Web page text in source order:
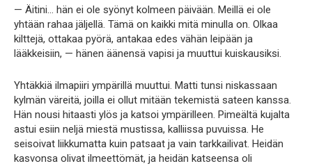
— Äitini… hän ei ole syönyt kolmeen päivään. Meillä ei ole
yhtään rahaa jäljellä. Tämä on kaikki mitä minulla on. Olkaa
kilttejä, ottakaa pyörä, antakaa edes vähän leipään ja
lääkkeisiin, — hänen äänensä vapisi ja muuttui kuiskausiksi.
Yhtäkkiä ilmapiiri ympärillä muuttui. Matti tunsi niskassaan
kylmän väreitä, joilla ei ollut mitään tekemistä sateen kanssa.
Hän nousi hitaasti ylös ja katsoi ympärilleen. Pimeältä kujalta
astui esiin neljä miestä mustissa, kalliissa puvuissa. He
seisoivat liikkumatta kuin patsaat ja vain tarkkailivat. Heidän
kasvonsa olivat ilmeettömät, ja heidän katseensa oli